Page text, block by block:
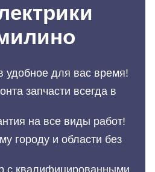
удобное для вас время!
запчасти всегда в
на все виды работ!
городу и области без
с квалифицированными